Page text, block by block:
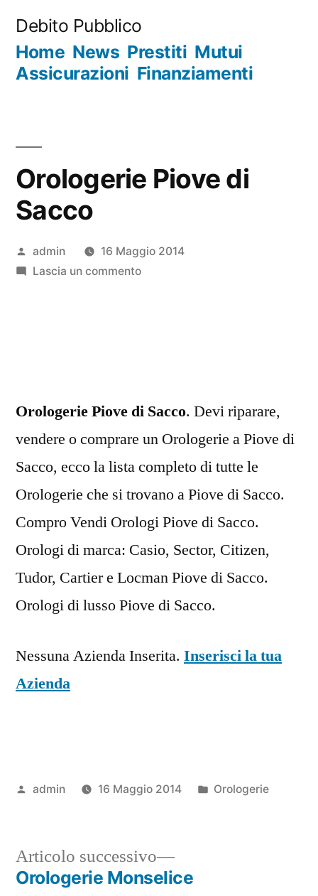
contenuto
Debito Pubblico
Home News Prestiti Mutui
Assicurazioni Finanziamenti
Orologerie Piove di
Sacco
Pubblicato
da
admin
16 Maggio 2014
Lascia un commentosu
Orologerie Piove di Sacco. Devi riparare,
vendere o comprare un Orologerie a Piove di
Sacco, ecco la lista completo di tutte le
Orologerie che si trovano a Piove di Sacco.
Compro Vendi Orologi Piove di Sacco.
Orologi di marca: Casio, Sector, Citizen,
Tudor, Cartier e Locman Piove di Sacco.
Orologi di lusso Piove di Sacco.
Nessuna Azienda Inserita. Inserisci la tua
Azienda
Pubblicato
admin 16 Maggio 2014
Pubblicato
Orologerie
Articolo successivo
Articolo
successivo:
Orologerie Monselice